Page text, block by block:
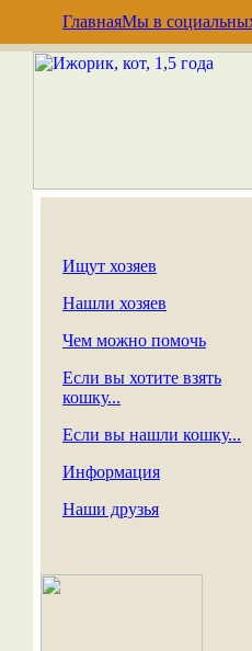
ГлавнаяМы в
Ищут хозяев
Нашли хозяев
Чем можно помочь
Если вы хотите взять
кошку...
Если вы нашли кошку...
Информация
Наши друзья